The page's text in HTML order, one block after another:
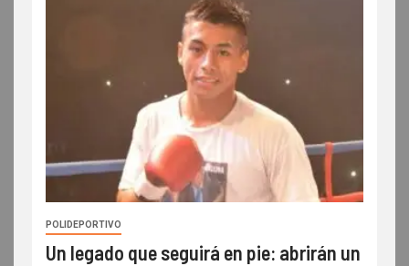
POLIDEPORTIVO
Un legado que seguirá en pie: abrirán un